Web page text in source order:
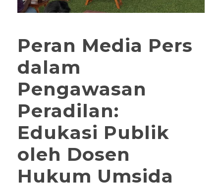
Peran Media Pers
dalam
Pengawasan
Peradilan:
Edukasi Publik
oleh Dosen
Hukum Umsida